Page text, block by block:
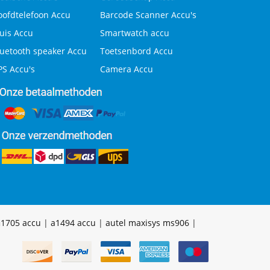
Accu
Barcode Scanner Accu's
Accu
Smartwatch accu
speaker Accu
Toetsenbord Accu
Accu's
Camera Accu
accu | a1494 accu | autel maxisys ms906 |